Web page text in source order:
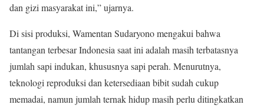
dan gizi masyarakat ini,” ujarnya.
Di sisi produksi, Wamentan Sudaryono mengakui bahwa
tantangan terbesar Indonesia saat ini adalah masih terbatasnya
jumlah sapi indukan, khususnya sapi perah. Menurutnya,
teknologi reproduksi dan ketersediaan bibit sudah cukup
memadai, namun jumlah ternak hidup masih perlu ditingkatkan